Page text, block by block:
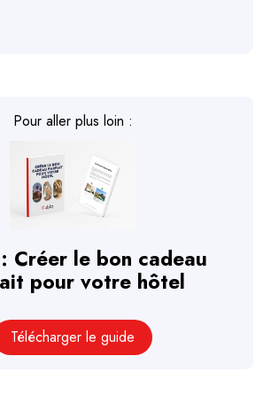
Pour aller plus loin :
Créer le bon cadeau
pour votre hôtel
Télécharger le guide